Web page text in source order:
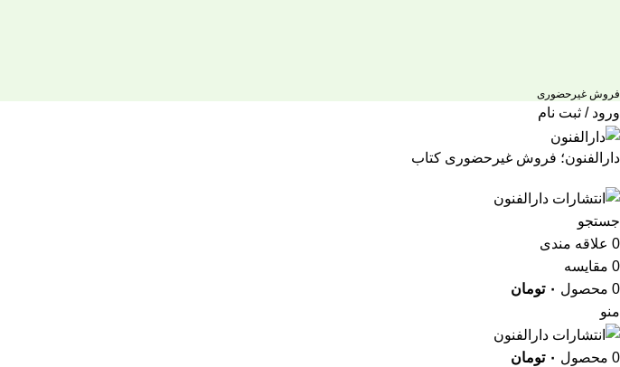
فروش غیرحضوری
ورود / ثبت نام
دارالفنون؛ فروش غیرحضوری کتاب
جستجو
0 علاقه مندی
0 مقایسه
0 محصول ۰ تومان
منو
0 محصول ۰ تومان